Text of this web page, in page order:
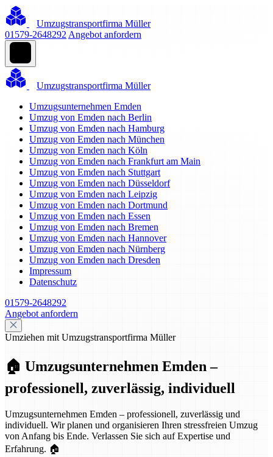
Umzugstransportfirma Müller
01579-2648292 Angebot anfordern
Umzugstransportfirma Müller
Umzugsunternehmen Emden
Umzug von Emden nach Berlin
Umzug von Emden nach Hamburg
Umzug von Emden nach München
Umzug von Emden nach Köln
Umzug von Emden nach Frankfurt am Main
Umzug von Emden nach Stuttgart
Umzug von Emden nach Düsseldorf
Umzug von Emden nach Leipzig
Umzug von Emden nach Dortmund
Umzug von Emden nach Essen
Umzug von Emden nach Bremen
Umzug von Emden nach Hannover
Umzug von Emden nach Nürnberg
Umzug von Emden nach Dresden
Impressum
Datenschutz
01579-2648292
Angebot anfordern
Umziehen mit Umzugstransportfirma Müller
🏠 Umzugsunternehmen Emden –
professionell, zuverlässig, individuell
Umzugsunternehmen Emden – professionell, zuverlässig und
individuell. Wir planen und organisieren Ihren stressfreien Umzug
von Anfang bis Ende. Verlassen Sie sich auf Expertise und
Erfahrung. 🏠